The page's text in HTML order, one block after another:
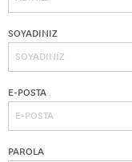
SOYADINIZ
E-POSTA
PAROLA